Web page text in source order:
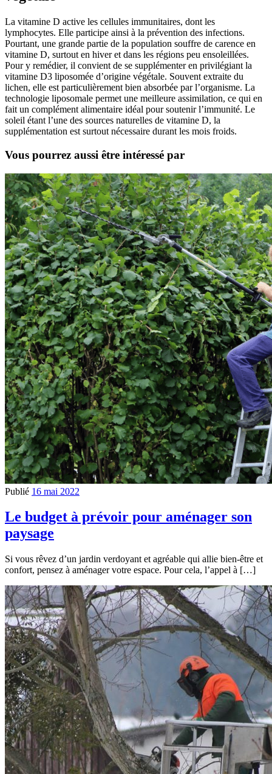
La vitamine D active les cellules immunitaires, dont les
lymphocytes. Elle participe ainsi à la prévention des infections.
Pourtant, une grande partie de la population souffre de carence en
vitamine D, surtout en hiver et dans les régions peu ensoleillées.
Pour y remédier, il convient de se supplémenter en privilégiant la
vitamine D3 liposomée d’origine végétale. Souvent extraite du
lichen, elle est particulièrement bien absorbée par l’organisme. La
technologie liposomale permet une meilleure assimilation, ce qui en
fait un complément alimentaire idéal pour soutenir l’immunité. Le
soleil étant l’une des sources naturelles de vitamine D, la
supplémentation est surtout nécessaire durant les mois froids.
Vous pourrez aussi être intéressé par
Publié 16 mai 2022
Le budget à prévoir pour aménager son
paysage
Si vous rêvez d’un jardin verdoyant et agréable qui allie bien-être et
confort, pensez à aménager votre espace. Pour cela, l’appel à […]